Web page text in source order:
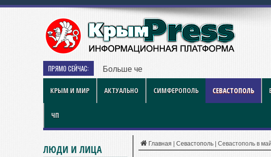
ПРЯМО СЕЙЧАС: Больше чем игра: как британский футбол
КРЫМ И МИР АКТУАЛЬНО СИМФЕРОПОЛЬ СЕВАСТОПОЛЬ
ЧП
Главная Севастополь Севастополь в
ЛЮДИ И ЛИЦА